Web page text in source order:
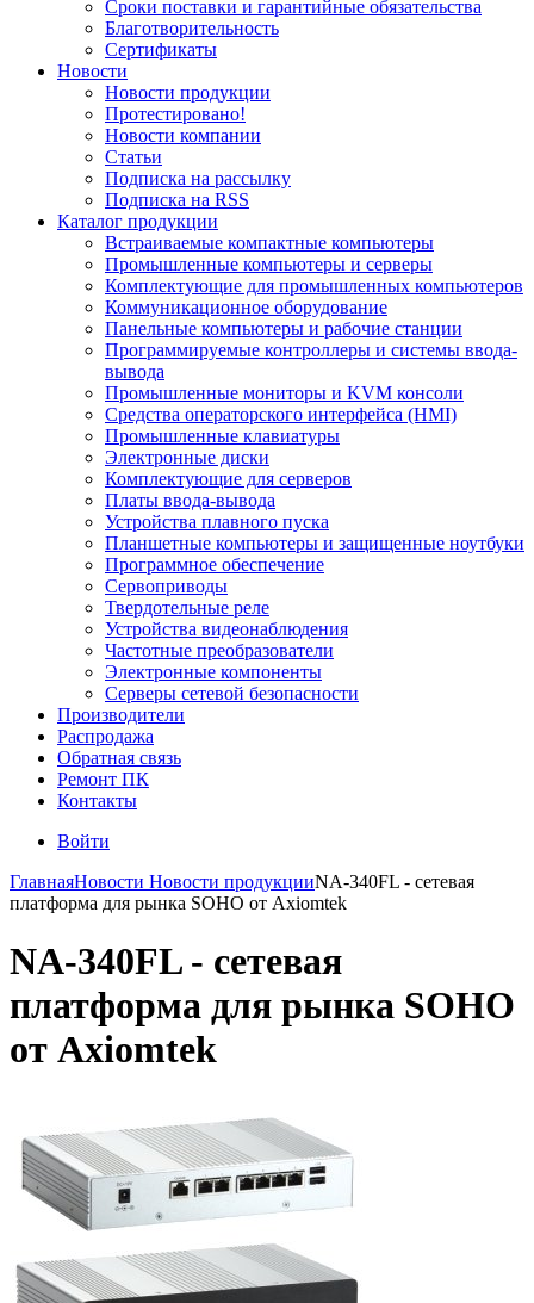
Сроки поставки и гарантийные обязательства
Благотворительность
Сертификаты
Новости
Новости продукции
Протестировано!
Новости компании
Статьи
Подписка на рассылку
Подписка на RSS
Каталог продукции
Встраиваемые компактные компьютеры
Промышленные компьютеры и серверы
Комплектующие для промышленных компьютеров
Коммуникационное оборудование
Панельные компьютеры и рабочие станции
Программируемые контроллеры и системы ввода-
вывода
Промышленные мониторы и KVM консоли
Средства операторского интерфейса (HMI)
Промышленные клавиатуры
Электронные диски
Комплектующие для серверов
Платы ввода-вывода
Устройства плавного пуска
Планшетные компьютеры и защищенные ноутбуки
Программное обеспечение
Сервоприводы
Твердотельные реле
Устройства видеонаблюдения
Частотные преобразователи
Электронные компоненты
Серверы сетевой безопасности
Производители
Распродажа
Обратная связь
Ремонт ПК
Контакты
Войти
ГлавнаяНовости Новости продукцииNA-340FL - сетевая
платформа для рынка SOHO от Axiomtek
NA-340FL - сетевая
платформа для рынка SOHO
от Axiomtek